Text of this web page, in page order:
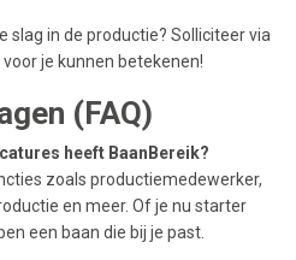
slag in de productie? Solliciteer via
je kunnen betekenen!
(FAQ)
heeft BaanBereik?
zoals productiemedewerker,
en meer. Of je nu starter
een baan die bij je past.